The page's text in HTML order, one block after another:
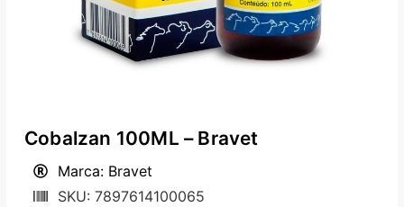
Cobalzan 100ML – Bravet
Marca: Bravet
SKU: 7897614100065